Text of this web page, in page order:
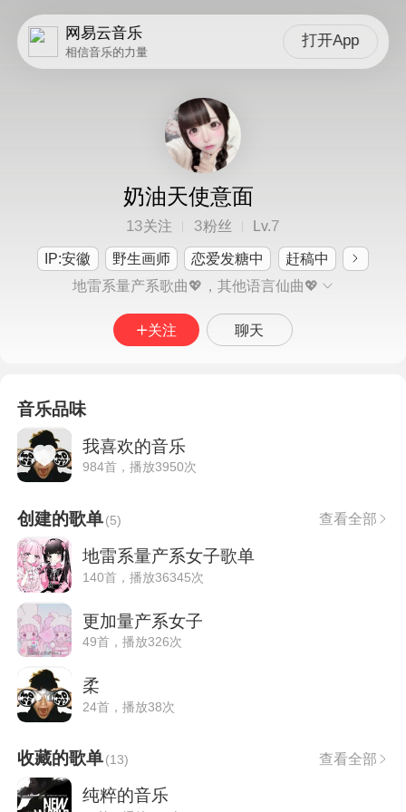
网易云音乐
相信音乐的力量
打开App
奶油天使意面
13关注 3粉丝 Lv.7
IP:安徽 野生画师 恋爱发糖中
赶稿中
地雷系量产系歌曲💖，其他语言仙曲💖
关注 聊天
音乐品味
我喜欢的音乐
984首，播放3950次
创建的歌单(5) 查看全部
地雷系量产系女子歌单
140首，播放36345次
更加量产系女子
49首，播放326次
柔
24首，播放38次
收藏的歌单(13) 查看全部
纯粹的音乐